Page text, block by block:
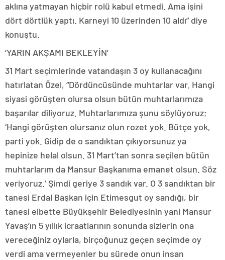
aklına yatmayan hiçbir rolü kabul etmedi. Ama işini
dört dörtlük yaptı. Karneyi 10 üzerinden 10 aldı” diye
konuştu.
‘YARIN AKŞAMI BEKLEYİN’
31 Mart seçimlerinde vatandaşın 3 oy kullanacağını
hatırlatan Özel, “Dördüncüsünde muhtarlar var. Hangi
siyasi görüşten olursa olsun bütün muhtarlarımıza
başarılar diliyoruz. Muhtarlarımıza şunu söylüyoruz;
‘Hangi görüşten olursanız olun rozet yok. Bütçe yok,
parti yok. Gidip de o sandıktan çıkıyorsunuz ya
hepinize helal olsun. 31 Mart’tan sonra seçilen bütün
muhtarlarım da Mansur Başkanıma emanet olsun. Söz
veriyoruz.’ Şimdi geriye 3 sandık var. O 3 sandıktan bir
tanesi Erdal Başkan için Etimesgut oy sandığı, bir
tanesi elbette Büyükşehir Belediyesinin yani Mansur
Yavaş’ın 5 yıllık icraatlarının sonunda sizlerin ona
vereceğiniz oylarla, birçoğunuz geçen seçimde oy
verdi ama vermeyenler bu sürede onun insan